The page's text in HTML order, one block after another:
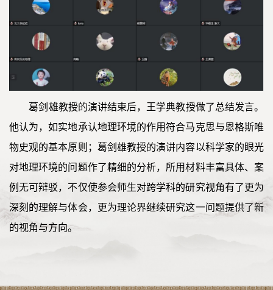
葛剑雄教授的演讲结束后，王学典教授做了总结发言。
他认为，如实地承认地理环境的作用符合马克思与恩格斯唯
物史观的基本原则；葛剑雄教授的演讲内容以科学家的眼光
对地理环境的问题作了精细的分析，所用材料丰富具体、案
例无可辩驳，不仅使参会师生对跨学科的研究视角有了更为
深刻的理解与体会，更为理论界继续研究这一问题提供了新
的视角与方向。